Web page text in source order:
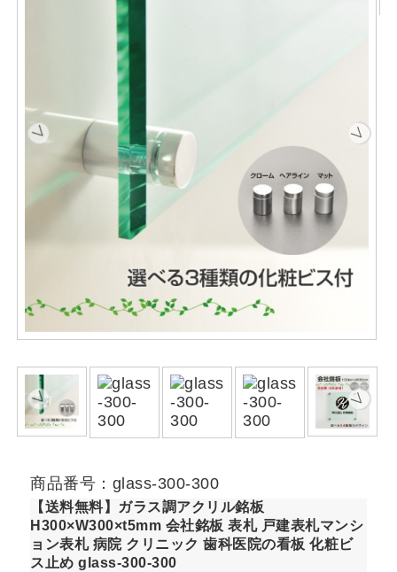
商品番号：glass-300-300
【送料無料】ガラス調アクリル銘板
H300×W300×t5mm 会社銘板 表札 戸建表札マンシ
ョン表札 病院 クリニック 歯科医院の看板 化粧ビ
ス止め glass-300-300